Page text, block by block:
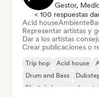
< 100 respuestas
Acid houseAmbiente
Representar artistas y
Dar a los artistas
Crear publicaciones o
Trip hop Acid house
Drum and Bass
Electrónica